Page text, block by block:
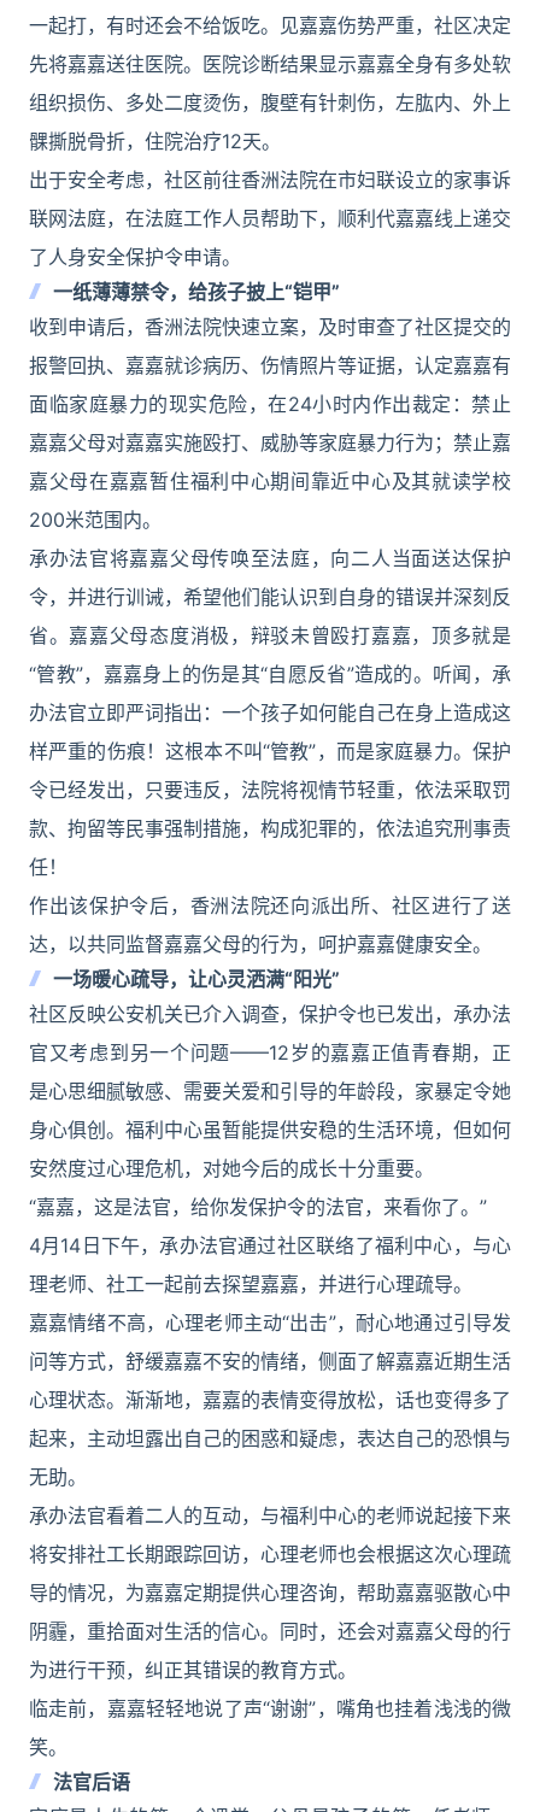
一起打，有时还会不给饭吃。见嘉嘉伤势严重，社区决定
先将嘉嘉送往医院。医院诊断结果显示嘉嘉全身有多处软
组织损伤、多处二度烫伤，腹壁有针刺伤，左肱内、外上
髁撕脱骨折，住院治疗12天。
出于安全考虑，社区前往香洲法院在市妇联设立的家事诉
联网法庭，在法庭工作人员帮助下，顺利代嘉嘉线上递交
了人身安全保护令申请。
一纸薄薄禁令，给孩子披上“铠甲”
收到申请后，香洲法院快速立案，及时审查了社区提交的
报警回执、嘉嘉就诊病历、伤情照片等证据，认定嘉嘉有
面临家庭暴力的现实危险，在24小时内作出裁定：禁止
嘉嘉父母对嘉嘉实施殴打、威胁等家庭暴力行为；禁止嘉
嘉父母在嘉嘉暂住福利中心期间靠近中心及其就读学校
200米范围内。
承办法官将嘉嘉父母传唤至法庭，向二人当面送达保护
令，并进行训诫，希望他们能认识到自身的错误并深刻反
省。嘉嘉父母态度消极，辩驳未曾殴打嘉嘉，顶多就是
“管教”，嘉嘉身上的伤是其“自愿反省”造成的。听闻，承
办法官立即严词指出：一个孩子如何能自己在身上造成这
样严重的伤痕！这根本不叫“管教”，而是家庭暴力。保护
令已经发出，只要违反，法院将视情节轻重，依法采取罚
款、拘留等民事强制措施，构成犯罪的，依法追究刑事责
任！
作出该保护令后，香洲法院还向派出所、社区进行了送
达，以共同监督嘉嘉父母的行为，呵护嘉嘉健康安全。
一场暖心疏导，让心灵洒满“阳光”
社区反映公安机关已介入调查，保护令也已发出，承办法
官又考虑到另一个问题——12岁的嘉嘉正值青春期，正
是心思细腻敏感、需要关爱和引导的年龄段，家暴定令她
身心俱创。福利中心虽暂能提供安稳的生活环境，但如何
安然度过心理危机，对她今后的成长十分重要。
“嘉嘉，这是法官，给你发保护令的法官，来看你了。”
4月14日下午，承办法官通过社区联络了福利中心，与心
理老师、社工一起前去探望嘉嘉，并进行心理疏导。
嘉嘉情绪不高，心理老师主动“出击”，耐心地通过引导发
问等方式，舒缓嘉嘉不安的情绪，侧面了解嘉嘉近期生活
心理状态。渐渐地，嘉嘉的表情变得放松，话也变得多了
起来，主动坦露出自己的困惑和疑虑，表达自己的恐惧与
无助。
承办法官看着二人的互动，与福利中心的老师说起接下来
将安排社工长期跟踪回访，心理老师也会根据这次心理疏
导的情况，为嘉嘉定期提供心理咨询，帮助嘉嘉驱散心中
阴霾，重拾面对生活的信心。同时，还会对嘉嘉父母的行
为进行干预，纠正其错误的教育方式。
临走前，嘉嘉轻轻地说了声“谢谢”，嘴角也挂着浅浅的微
笑。
法官后语